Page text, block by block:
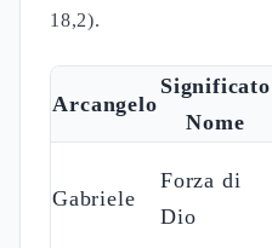
18,2).
Arcangelo
Significato
Nome
Gabriele
Forza di
Dio